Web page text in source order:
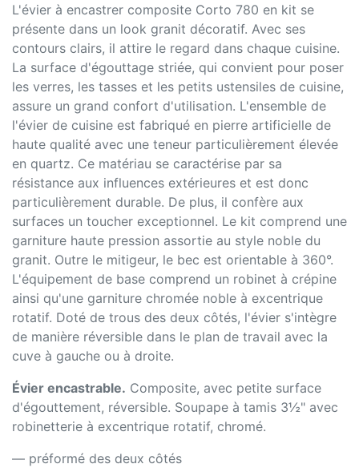
L'évier à encastrer composite Corto 780 en kit se
présente dans un look granit décoratif. Avec ses
contours clairs, il attire le regard dans chaque cuisine.
La surface d'égouttage striée, qui convient pour poser
les verres, les tasses et les petits ustensiles de cuisine,
assure un grand confort d'utilisation. L'ensemble de
l'évier de cuisine est fabriqué en pierre artificielle de
haute qualité avec une teneur particulièrement élevée
en quartz. Ce matériau se caractérise par sa
résistance aux influences extérieures et est donc
particulièrement durable. De plus, il confère aux
surfaces un toucher exceptionnel. Le kit comprend une
garniture haute pression assortie au style noble du
granit. Outre le mitigeur, le bec est orientable à 360°.
L'équipement de base comprend un robinet à crépine
ainsi qu'une garniture chromée noble à excentrique
rotatif. Doté de trous des deux côtés, l'évier s'intègre
de manière réversible dans le plan de travail avec la
cuve à gauche ou à droite.
Évier encastrable. Composite, avec petite surface
d'égouttement, réversible. Soupape à tamis 3½" avec
robinetterie à excentrique rotatif, chromé.
— préformé des deux côtés